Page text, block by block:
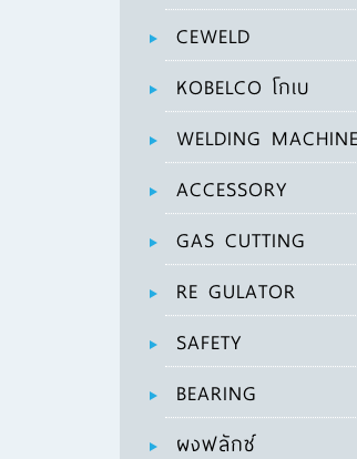
CEWELD
KOBELCO โกเบ
WELDING MACHINE
ACCESSORY
GAS CUTTING
RE GULATOR
SAFETY
BEARING
ผงฟลักซ์